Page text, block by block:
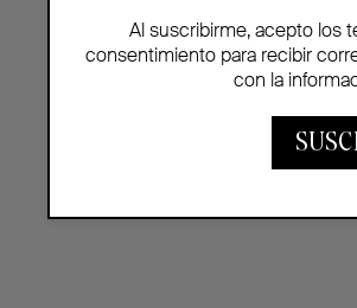
Al suscribirme, acepto los
consentimiento para recibir
con la